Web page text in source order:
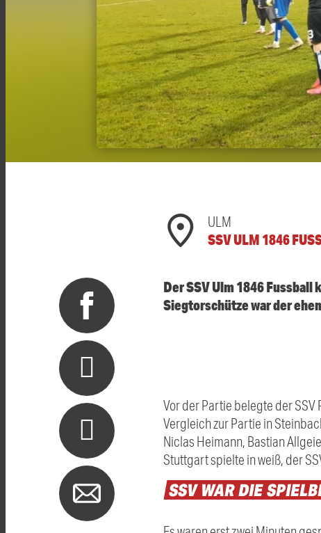
ULM
SSV ULM 1846
Der SSV Ulm 1846
Siegtorschütze war der
Vor der Partie belegte der SSV
Vergleich zur Partie in
Niclas Heimann, Bastian
Stuttgart spielte in weiß, der
SSVWARDIE